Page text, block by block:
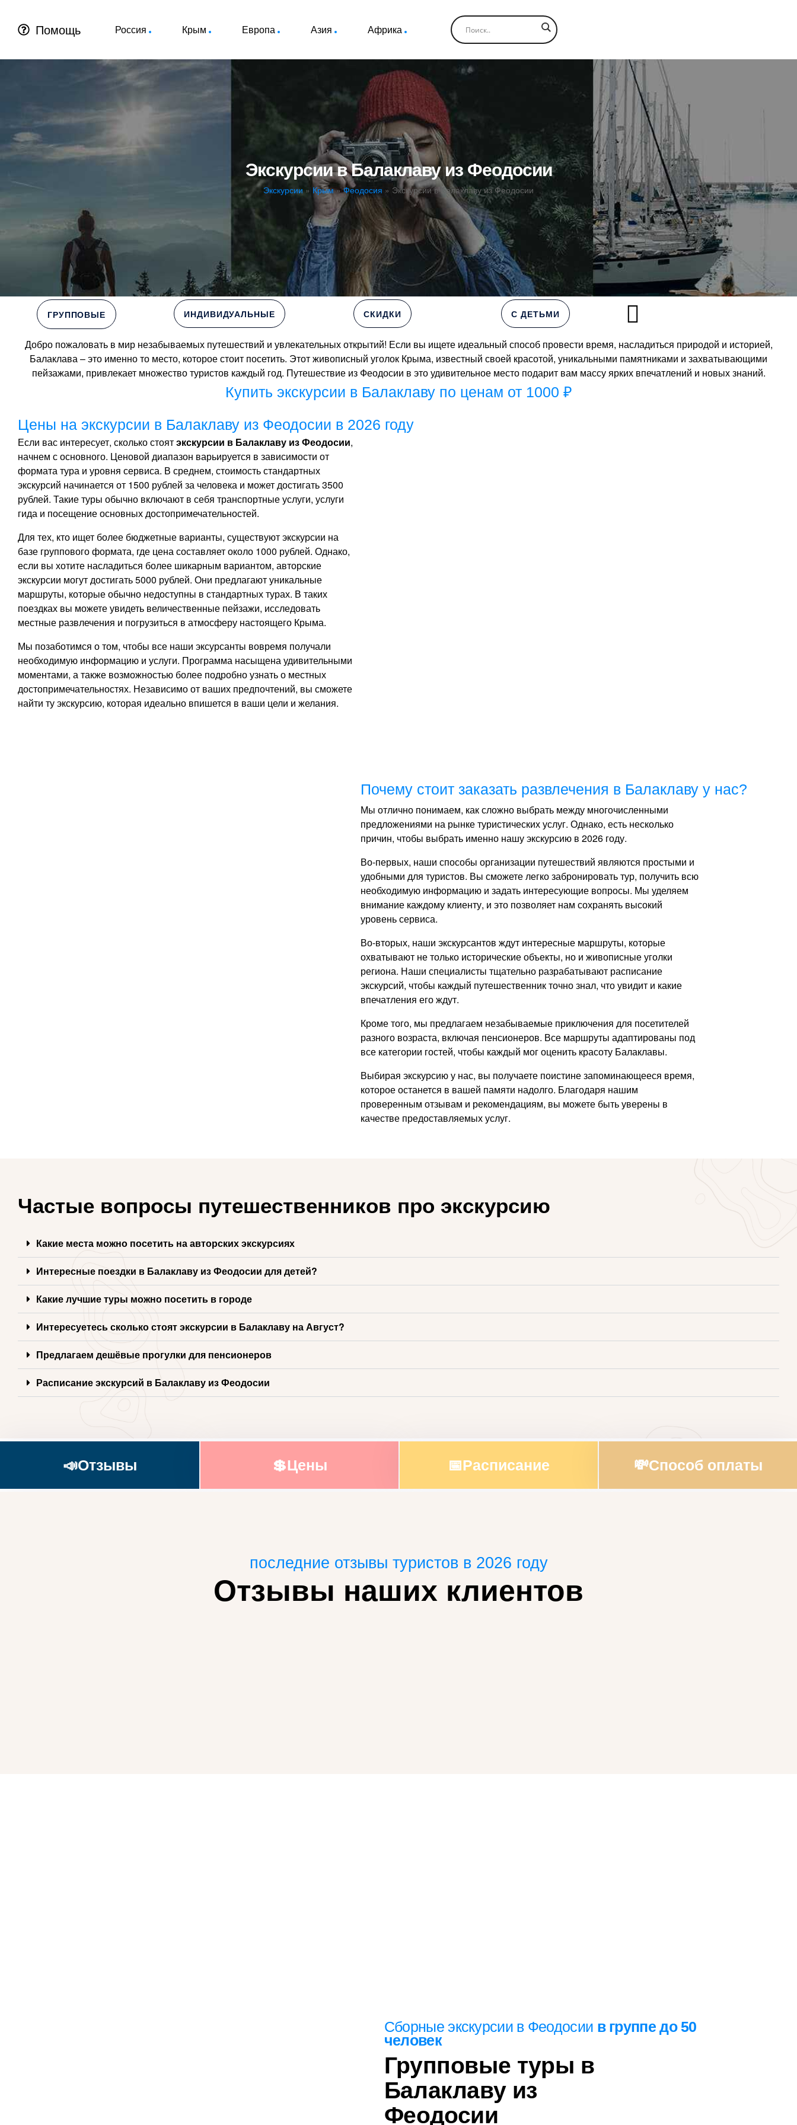
Помощь Россия Крым Европа Азия Африка
Экскурсии в Балаклаву из Феодосии
Экскурсии» Крым»Феодосия » Экскурсии в Балаклаву из Феодосии
ГРУППОВЫЕ ИНДИВИДУАЛЬНЫЕ СКИДКИ С ДЕТЬМИ
Добро пожаловать в мир незабываемых путешествий и увлекательных открытий! Если вы ищете идеальный способ провести время, насладиться природой и историей,
Балаклава – это именно то место, которое стоит посетить. Этот живописный уголок Крыма, известный своей красотой, уникальными памятниками и захватывающими
пейзажами, привлекает множество туристов каждый год. Путешествие из Феодосии в это удивительное место подарит вам массу ярких впечатлений и новых знаний.
Купить экскурсии в Балаклаву по ценам от 1000 ₽
Цены на экскурсии в Балаклаву из Феодосии в 2026 году
Если вас интересует, сколько стоятэкскурсии в Балаклаву из Феодосии,
начнем с основного. Ценовой диапазон варьируется в зависимости от
формата тура и уровня сервиса. В среднем, стоимость стандартных
экскурсий начинается от 1500 рублей за человека и может достигать 3500
рублей. Такие туры обычно включают в себя транспортные услуги, услуги
гида и посещение основных достопримечательностей.
Для тех, кто ищет более бюджетные варианты, существуют экскурсии на
базе группового формата, где цена составляет около 1000 рублей. Однако,
если вы хотите насладиться более шикарным вариантом, авторские
экскурсии могут достигать 5000 рублей. Они предлагают уникальные
маршруты, которые обычно недоступны в стандартных турах. В таких
поездках вы можете увидеть величественные пейзажи, исследовать
местные развлечения и погрузиться в атмосферу настоящего Крыма.
Мы позаботимся о том, чтобы все наши эксурсанты вовремя получали
необходимую информацию и услуги. Программа насыщена удивительными
моментами, а также возможностью более подробно узнать о местных
достопримечательностях. Независимо от ваших предпочтений, вы сможете
найти ту экскурсию, которая идеально впишется в ваши цели и желания.
Почему стоит заказать развлечения в Балаклаву у нас?
Мы отлично понимаем, как сложно выбрать между многочисленными
предложениями на рынке туристических услуг. Однако, есть несколько
причин, чтобы выбрать именно нашу экскурсию в 2026 году.
Во-первых, наши способы организации путешествий являются простыми и
удобными для туристов. Вы сможете легко забронировать тур, получить всю
необходимую информацию и задать интересующие вопросы. Мы уделяем
внимание каждому клиенту, и это позволяет нам сохранять высокий
уровень сервиса.
Во-вторых, наши экскурсантов ждут интересные маршруты, которые
охватывают не только исторические объекты, но и живописные уголки
региона. Наши специалисты тщательно разрабатывают расписание
экскурсий, чтобы каждый путешественник точно знал, что увидит и какие
впечатления его ждут.
Кроме того, мы предлагаем незабываемые приключения для посетителей
разного возраста, включая пенсионеров. Все маршруты адаптированы под
все категории гостей, чтобы каждый мог оценить красоту Балаклавы.
Выбирая экскурсию у нас, вы получаете поистине запоминающееся время,
которое останется в вашей памяти надолго. Благодаря нашим
проверенным отзывам и рекомендациям, вы можете быть уверены в
качестве предоставляемых услуг.
Частые вопросы путешественников про экскурсию
Какие места можно посетить на авторских экскурсиях
Интересные поездки в Балаклаву из Феодосии для детей?
Какие лучшие туры можно посетить в городе
Интересуетесь сколько стоят экскурсии в Балаклаву на Август?
Предлагаем дешёвые прогулки для пенсионеров
Расписание экскурсий в Балаклаву из Феодосии
📣Отзывы 💲Цены 📅Расписание 💸Способ оплаты
последние отзывы туристов в 2026 году
Отзывы наших клиентов
Феодосия
Чтобы по-настоящему ощутить всю прелесть этого города, необходимо отправиться в уникальное
путешествие и наслаждаться турами с нашими опытными гидами.
Сборныеэкскурсии в Феодосии в группе до 50
человек
Групповые туры в
Балаклаву из
Феодосии